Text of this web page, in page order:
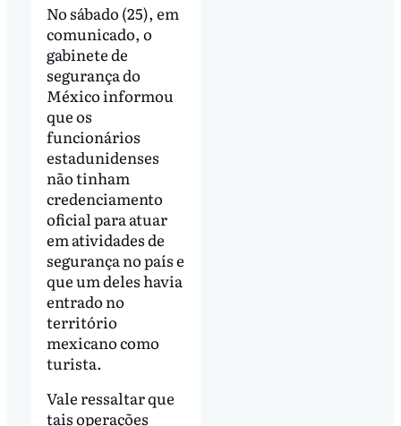
No sábado (25), em
comunicado, o
gabinete de
segurança do
México informou
que os
funcionários
estadunidenses
não tinham
credenciamento
oficial para atuar
em atividades de
segurança no país e
que um deles havia
entrado no
território
mexicano como
turista.
Vale ressaltar que
tais operações